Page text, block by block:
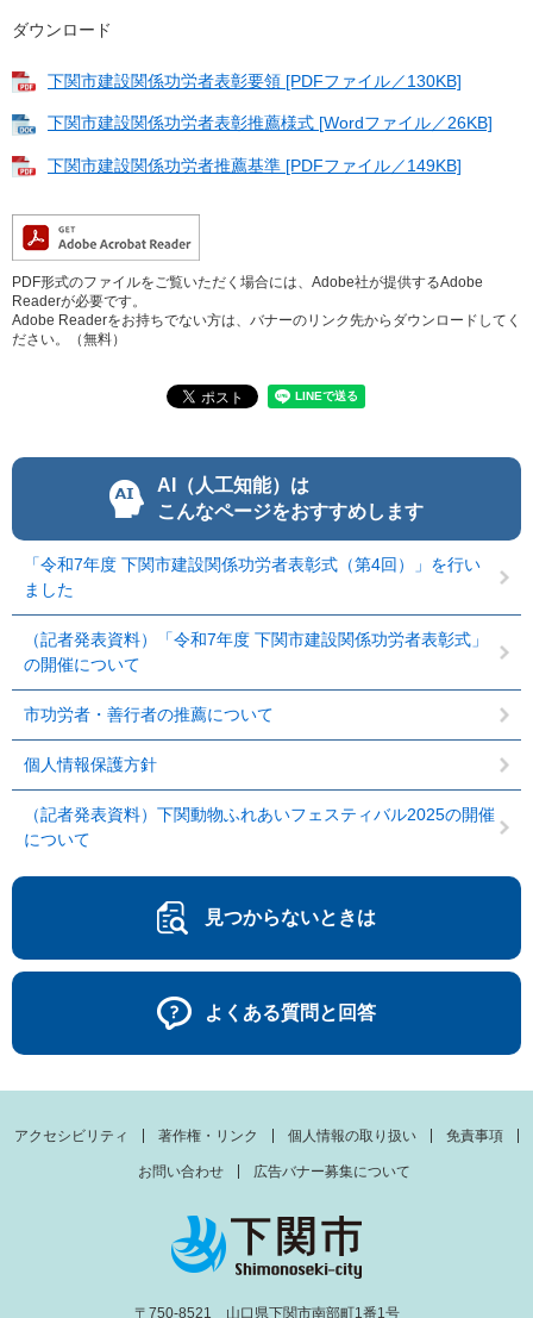
ダウンロード
下関市建設関係功労者表彰要領 [PDFファイル／130KB]
下関市建設関係功労者表彰推薦様式 [Wordファイル／26KB]
下関市建設関係功労者推薦基準 [PDFファイル／149KB]
PDF形式のファイルをご覧いただく場合には、Adobe社が提供するAdobe
Readerが必要です。
Adobe Readerをお持ちでない方は、バナーのリンク先からダウンロードしてく
ださい。（無料）
AI（人工知能）は
こんなページをおすすめします
「令和7年度 下関市建設関係功労者表彰式（第4回）」を行い
ました
（記者発表資料）「令和7年度 下関市建設関係功労者表彰式」
の開催について
市功労者・善行者の推薦について
個人情報保護方針
（記者発表資料）下関動物ふれあいフェスティバル2025の開催
について
見つからないときは
よくある質問と回答
アクセシビリティ 著作権・リンク 個人情報の取り扱い 免責事項
お問い合わせ 広告バナー募集について
〒750-8521 山口県下関市南部町1番1号